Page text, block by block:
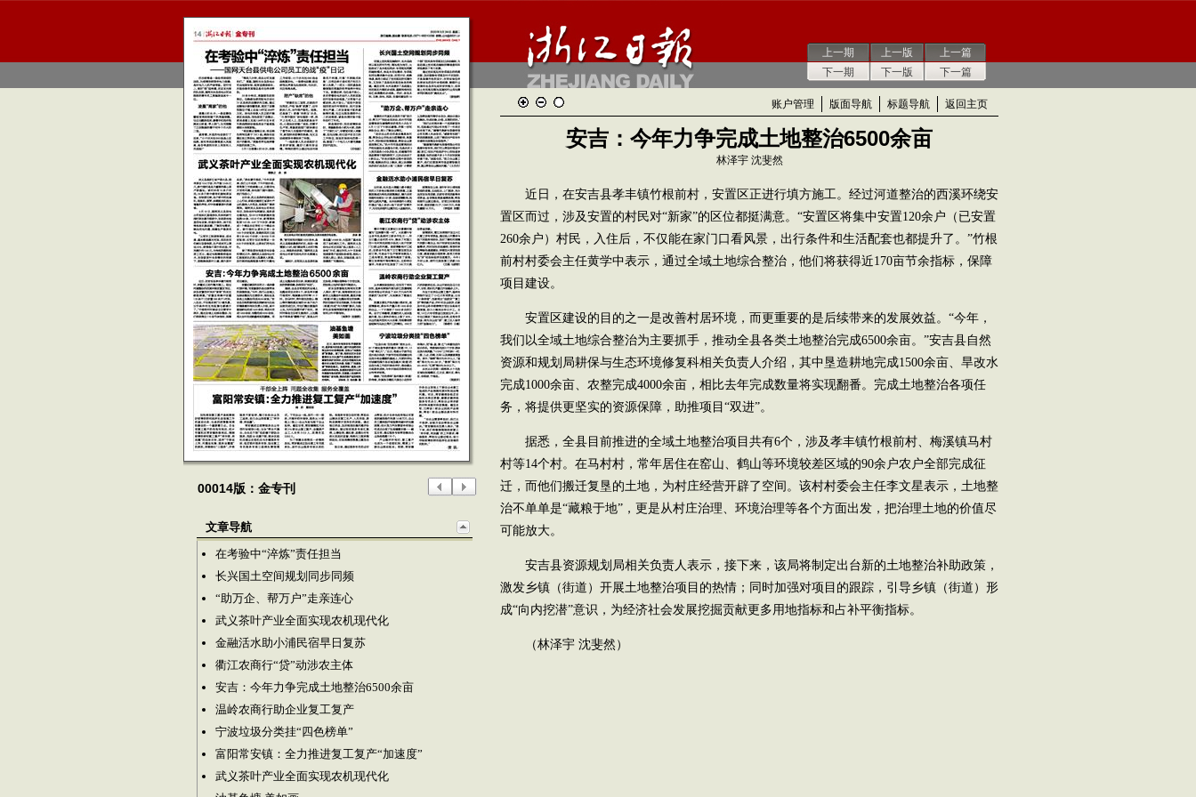
上一期
下一期
上一版
下一版
上一篇
下一篇
00014版：金专刊
文章导航
在考验中“淬炼”责任担当
长兴国土空间规划同步同频
“助万企、帮万户”走亲连心
武义茶叶产业全面实现农机现代化
金融活水助小浦民宿早日复苏
衢江农商行“贷”动涉农主体
安吉：今年力争完成土地整治6500余亩
温岭农商行助企业复工复产
宁波垃圾分类挂“四色榜单”
富阳常安镇：全力推进复工复产“加速度”
武义茶叶产业全面实现农机现代化
账户管理 版面导航 标题导航 返回主页
安吉：今年力争完成土地整治6500余亩
林泽宇 沈斐然
近日，在安吉县孝丰镇竹根前村，安置区正进行填方施工。经过河道整治的西溪环绕安
置区而过，涉及安置的村民对“新家”的区位都挺满意。“安置区将集中安置120余户（已安置
260余户）村民，入住后，不仅能在家门口看风景，出行条件和生活配套也都提升了。”竹根
前村村委会主任黄学中表示，通过全域土地综合整治，他们将获得近170亩节余指标，保障
项目建设。
安置区建设的目的之一是改善村居环境，而更重要的是后续带来的发展效益。“今年，
我们以全域土地综合整治为主要抓手，推动全县各类土地整治完成6500余亩。”安吉县自然
资源和规划局耕保与生态环境修复科相关负责人介绍，其中垦造耕地完成1500余亩、旱改水
完成1000余亩、农整完成4000余亩，相比去年完成数量将实现翻番。完成土地整治各项任
务，将提供更坚实的资源保障，助推项目“双进”。
据悉，全县目前推进的全域土地整治项目共有6个，涉及孝丰镇竹根前村、梅溪镇马村
村等14个村。在马村村，常年居住在窑山、鹤山等环境较差区域的90余户农户全部完成征
迁，而他们搬迁复垦的土地，为村庄经营开辟了空间。该村村委会主任李文星表示，土地整
治不单单是“藏粮于地”，更是从村庄治理、环境治理等各个方面出发，把治理土地的价值尽
可能放大。
安吉县资源规划局相关负责人表示，接下来，该局将制定出台新的土地整治补助政策，
激发乡镇（街道）开展土地整治项目的热情；同时加强对项目的跟踪，引导乡镇（街道）形
成“向内挖潜”意识，为经济社会发展挖掘贡献更多用地指标和占补平衡指标。
（林泽宇 沈斐然）